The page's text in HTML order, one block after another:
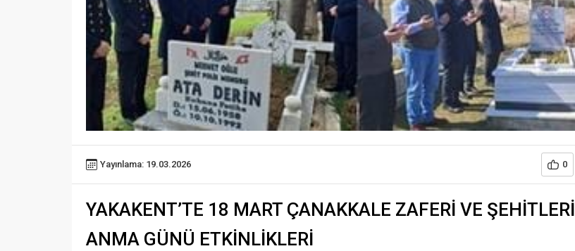
Yayınlama: 19.03.2026 0
YAKAKENT’TE 18 MART ÇANAKKALE ZAFERİ VE ŞEHİTLERİ
ANMA GÜNÜ ETKİNLİKLERİ